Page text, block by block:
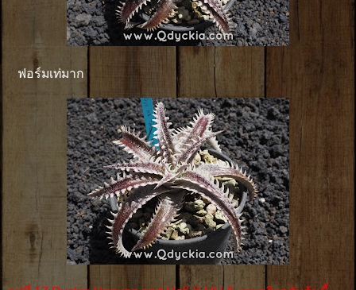
ฟอร์มเท่มาก